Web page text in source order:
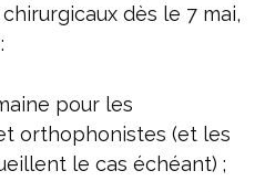
dès le 7 mai,
pour les
orthophonistes (et les
le cas échéant) ;